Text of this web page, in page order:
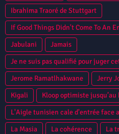
Ibrahima Traoré de Stuttgart
If Good Things Didn't Come To An
Jabulani
Jamais
Je ne suis pas qualifié pour juger
Jerome Ramatlhakwane
Jerry
Kigali
Kloop optimiste
L'Aigle tunisien cale d'entrée face
La Masia
La cohérence
La